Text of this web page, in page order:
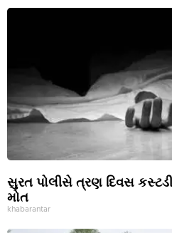
સુરત પોલીસે ત્રણ દિવસ
મોત
khabarantar